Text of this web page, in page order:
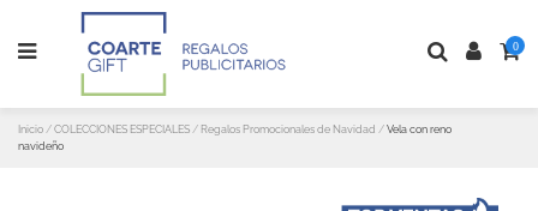
0
Inicio COLECCIONES ESPECIALES Regalos Promocionales de Navidad
Vela con reno
navideño